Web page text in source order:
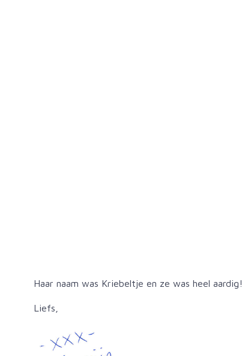
Haar naam was Kriebeltje en ze was heel aardig!
Liefs,